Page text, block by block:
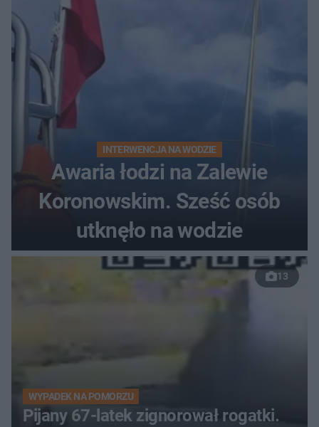
INTERWENCJA NA WODZIE
Awaria łodzi na Zalewie
Koronowskim. Sześć osób
utknęło na wodzie
13
WYPADEK NA POMORZU
Pijany 67-latek zignorował rogatki.